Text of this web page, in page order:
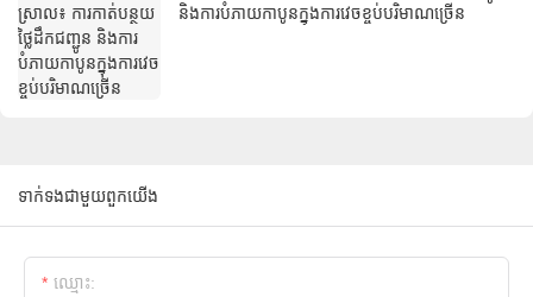
និងការបំភាយកាបូនក្នុងការវេចខ្ចប់បរិមាណច្រើន
ទាក់ទងជាមួយពួកយើង
ឈ្មោះ: